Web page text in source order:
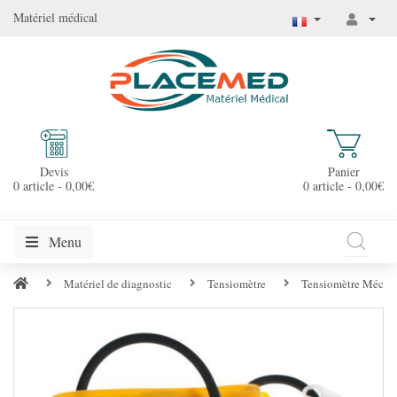
Matériel médical
Devis
0 article - 0,00€
Panier
0 article - 0,00€
Menu
Matériel de diagnostic Tensiomètre Tensiomètre